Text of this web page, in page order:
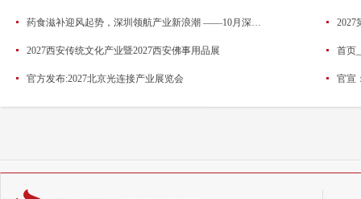
药食滋补迎风起势，深圳领航产业新浪潮 ——10月深圳HNC健康营养展药食滋补展区亮点抢先看 2027
2027西安传统文化产业暨2027西安佛事用品展 首页
官方发布:2027北京光连接产业展览会 官宣